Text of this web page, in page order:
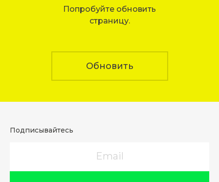
Попробуйте обновить
страницу.
Обновить
Подписывайтесь